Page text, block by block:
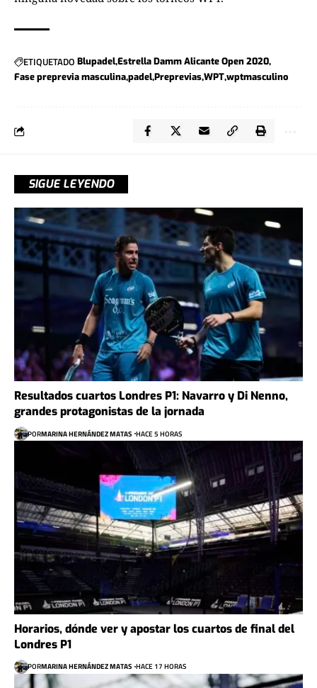
ETIQUETADO BlupadelEstrella Damm Alicante Open 2020
Fase preprevia masculinapadelPrepreviasWPTwptmasculino
SIGUE LEYENDO
Resultados cuartos Londres P1: Navarro y Di Nenno,
grandes protagonistas de la jornada
PORMARINA HERNÁNDEZ MATAS HACE 5 HORAS
Horarios, dónde ver y apostar los cuartos de final del
Londres P1
PORMARINA HERNÁNDEZ MATAS HACE 17 HORAS